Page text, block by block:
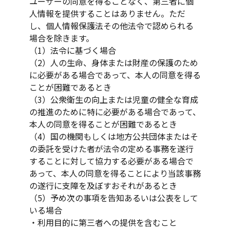
人情報を提供することはありません。ただ
し、個人情報保護法その他法令で認められる
場合を除きます。
（1）法令に基づく場合
（2）人の生命、身体または財産の保護のため
に必要がある場合であって、本人の同意を得る
ことが困難であるとき
（3）公衆衛生の向上または児童の健全な育成
の推進のために特に必要がある場合であって、
本人の同意を得ることが困難であるとき
（4）国の機関もしくは地方公共団体またはそ
の委託を受けた者が法令の定める事務を遂行
することに対して協力する必要がある場合で
あって、本人の同意を得ることにより当該事務
の遂行に支障を及ぼすおそれがあるとき
（5）予め次の事項を告知あるいは公表をして
いる場合
・利用目的に第三者への提供を含むこと